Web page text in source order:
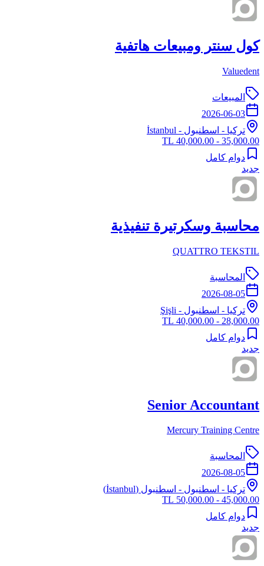
كول سنتر ومبيعات هاتفية
Valuedent
المبيعات
2026-06-03
تركيا - اسطنبول - İstanbul
35,000.00 - 40,000.00 TL
دوام كامل
جديد
محاسبة وسكرتيرة تنفيذية
QUATTRO TEKSTIL
المحاسبة
2026-08-05
تركيا - اسطنبول - Şişli
28,000.00 - 40,000.00 TL
دوام كامل
جديد
Senior Accountant
Mercury Training Centre
المحاسبة
2026-08-05
تركيا - اسطنبول - اسطنبول (İstanbul)
45,000.00 - 50,000.00 TL
دوام كامل
جديد